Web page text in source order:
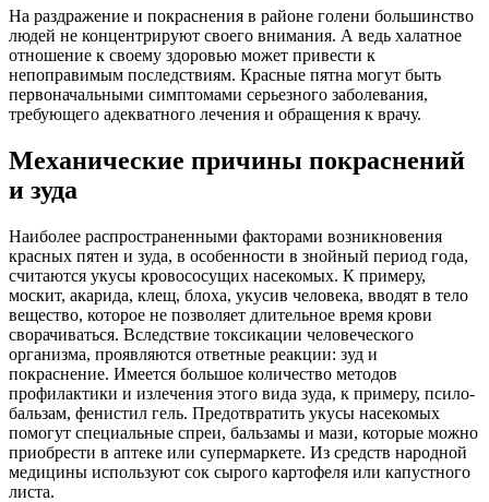
На раздражение и покраснения в районе голени большинство
людей не концентрируют своего внимания. А ведь халатное
отношение к своему здоровью может привести к
непоправимым последствиям. Красные пятна могут быть
первоначальными симптомами серьезного заболевания,
требующего адекватного лечения и обращения к врачу.
Механические причины покраснений
и зуда
Наиболее распространенными факторами возникновения
красных пятен и зуда, в особенности в знойный период года,
считаются укусы кровососущих насекомых. К примеру,
москит, акарида, клещ, блоха, укусив человека, вводят в тело
вещество, которое не позволяет длительное время крови
сворачиваться. Вследствие токсикации человеческого
организма, проявляются ответные реакции: зуд и
покраснение. Имеется большое количество методов
профилактики и излечения этого вида зуда, к примеру, псило-
бальзам, фенистил гель. Предотвратить укусы насекомых
помогут специальные спреи, бальзамы и мази, которые можно
приобрести в аптеке или супермаркете. Из средств народной
медицины используют сок сырого картофеля или капустного
листа.